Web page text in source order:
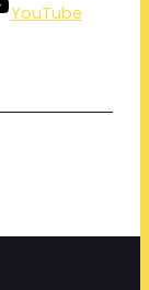
YouTube